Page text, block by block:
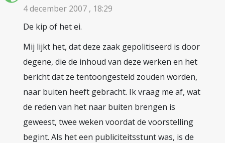
4 december 2007 , 18:29
De kip of het ei.
Mij lijkt het, dat deze zaak gepolitiseerd is door
degene, die de inhoud van deze werken en het
bericht dat ze tentoongesteld zouden worden,
naar buiten heeft gebracht. Ik vraag me af, wat
de reden van het naar buiten brengen is
geweest, twee weken voordat de voorstelling
begint. Als het een publiciteitsstunt was, is de